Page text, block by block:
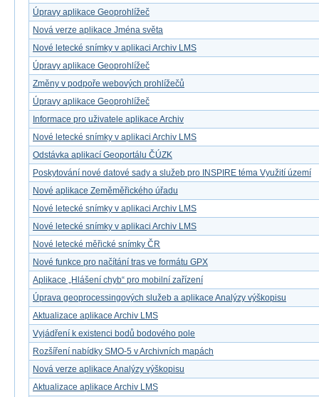
Úpravy aplikace Geoprohlížeč
Nová verze aplikace Jména světa
Nové letecké snímky v aplikaci Archiv LMS
Úpravy aplikace Geoprohlížeč
Změny v podpoře webových prohlížečů
Úpravy aplikace Geoprohlížeč
Informace pro uživatele aplikace Archiv
Nové letecké snímky v aplikaci Archiv LMS
Odstávka aplikací Geoportálu ČÚZK
Poskytování nové datové sady a služeb pro INSPIRE téma Využití území
Nové aplikace Zeměměřického úřadu
Nové letecké snímky v aplikaci Archiv LMS
Nové letecké snímky v aplikaci Archiv LMS
Nové letecké měřické snímky ČR
Nové funkce pro načítání tras ve formátu GPX
Aplikace „Hlášení chyb“ pro mobilní zařízení
Úprava geoprocessingových služeb a aplikace Analýzy výškopisu
Aktualizace aplikace Archiv LMS
Vyjádření k existenci bodů bodového pole
Rozšíření nabídky SMO-5 v Archivních mapách
Nová verze aplikace Analýzy výškopisu
Aktualizace aplikace Archiv LMS